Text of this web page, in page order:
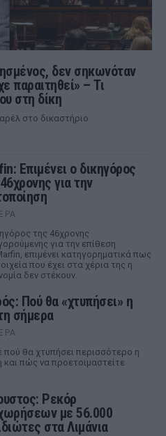
δεν σηκωνόταν
παραιτηθεί» – Τι
στη δίκη
στο δικαστήριο
Επιμένει ο δικηγόρος
για την
της 46χρονης
για την επίθεση
επιμένει κατηγορηματικά πως
που έχει στα χέρια της η
δεν στέκουν.
Πού θα «χτυπήσει» η
σήμερα
πού θα χτυπήσει περισσότερο η
και πώς να προετοιμαστείτε
Ρεκόρ
με 56.000
στα Λιμάνια